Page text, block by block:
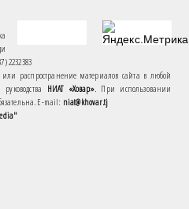
2232383
распространение материалов сайта в любой
НИАТ «Ховар». При использовании
E-mail: niat@khovar.tj